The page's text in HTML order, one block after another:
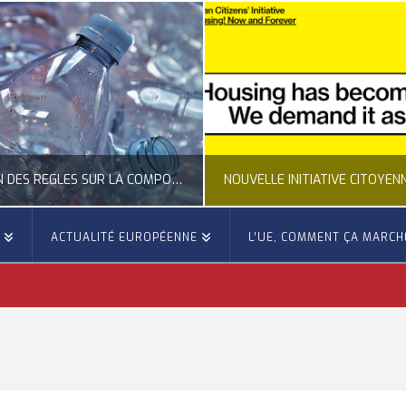
NOUVELLE INITIATIVE CITOYENNE EUROPÉENNE SUR LE LOGEMENT
ACTUALITÉ DE LA REPRÉSENTATION D’OCCITANIE EUROPE, CITOYENNETÉ, LOGEMENT ACTION EXTÉRIEURE, ACTUALITÉ DE L'UNION
ACTUALITÉ EUROPÉENNE L’UE, COMMENT ÇA